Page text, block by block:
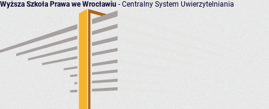
Wyższa Szkoła Prawa we Wrocławiu - Centralny System Uwierzytelniania